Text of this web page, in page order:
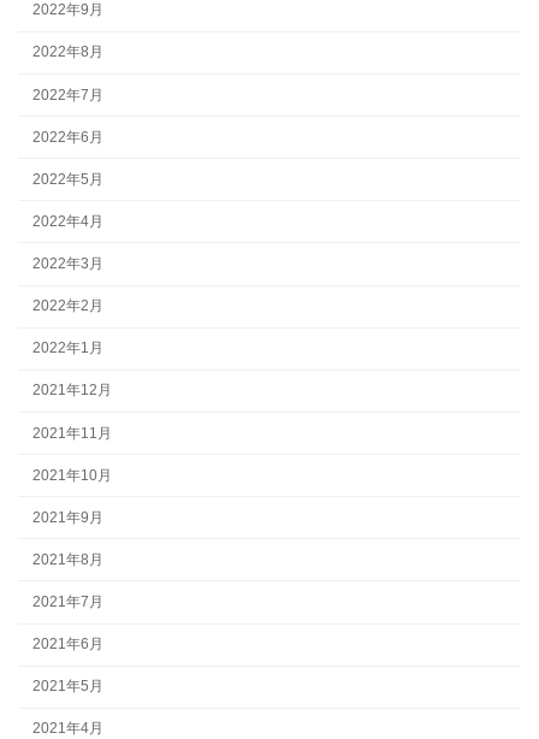
2022年9月
2022年8月
2022年7月
2022年6月
2022年5月
2022年4月
2022年3月
2022年2月
2022年1月
2021年12月
2021年11月
2021年10月
2021年9月
2021年8月
2021年7月
2021年6月
2021年5月
2021年4月